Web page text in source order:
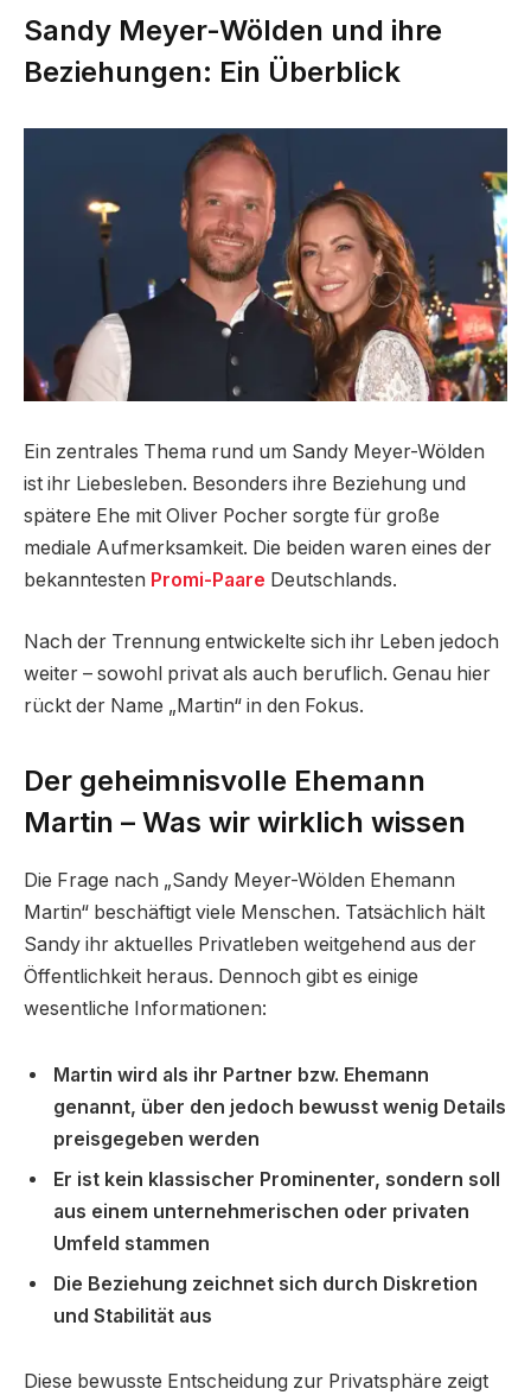
Sandy Meyer-Wölden und ihre
Beziehungen: Ein Überblick
Ein zentrales Thema rund um Sandy Meyer-Wölden
ist ihr Liebesleben. Besonders ihre Beziehung und
spätere Ehe mit Oliver Pocher sorgte für große
mediale Aufmerksamkeit. Die beiden waren eines der
bekanntesten Promi-Paare Deutschlands.
Nach der Trennung entwickelte sich ihr Leben jedoch
weiter – sowohl privat als auch beruflich. Genau hier
rückt der Name „Martin“ in den Fokus.
Der geheimnisvolle Ehemann
Martin – Was wir wirklich wissen
Die Frage nach „Sandy Meyer-Wölden Ehemann
Martin“ beschäftigt viele Menschen. Tatsächlich hält
Sandy ihr aktuelles Privatleben weitgehend aus der
Öffentlichkeit heraus. Dennoch gibt es einige
wesentliche Informationen:
Martin wird als ihr Partner bzw. Ehemann
genannt, über den jedoch bewusst wenig Details
preisgegeben werden
Er ist kein klassischer Prominenter, sondern soll
aus einem unternehmerischen oder privaten
Umfeld stammen
Die Beziehung zeichnet sich durch Diskretion
und Stabilität aus
Diese bewusste Entscheidung zur Privatsphäre zeigt